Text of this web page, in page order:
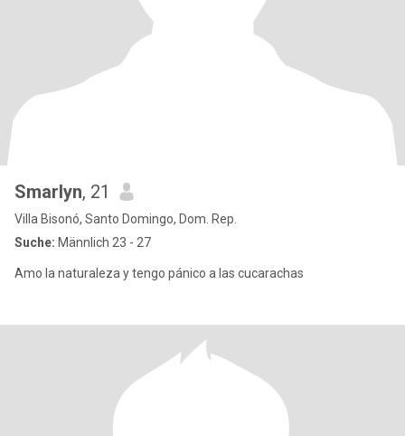
Smarlyn, 21
Villa Bisonó, Santo Domingo, Dom. Rep.
Suche: Männlich 23 - 27
Amo la naturaleza y tengo pánico a las cucarachas